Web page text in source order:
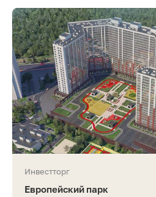
Инвестторг
Европейский парк